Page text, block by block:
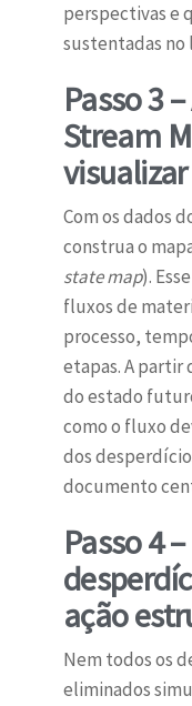
perspectivas e
sustentadas no
Passo 3
Stream
Com os dados
construa o
state map).
fluxos de
processo,
etapas. A partir
do estado
como o fluxo
dos
documento
Passo 4
ação
Nem todos os
eliminados